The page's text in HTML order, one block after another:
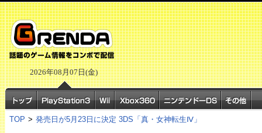
2026年08月07日(金)
TOP > 発売日が5月23日に決定 3DS「真・女神転生Ⅳ」